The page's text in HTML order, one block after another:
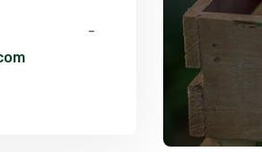
-